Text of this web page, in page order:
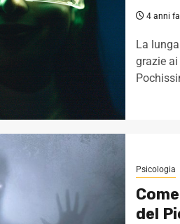
4 anni fa
La
grazie
Psicologia
del